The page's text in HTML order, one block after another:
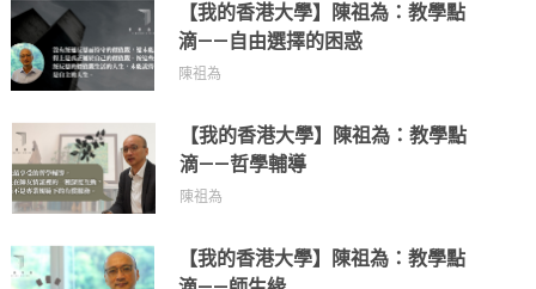
【我的香港大學】陳祖為：教學點
滴——自由選擇的困惑
陳祖為
【我的香港大學】陳祖為：教學點
滴——哲學輔導
陳祖為
【我的香港大學】陳祖為：教學點